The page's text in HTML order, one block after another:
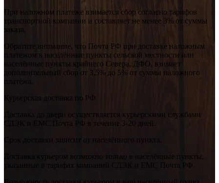
При наложном платеже взимается сбор согласно тарифов
транспортной компании и составляет не менее 3% от суммы
заказа.
Обратите внимание, что Почта РФ при доставке наложным
платежом в населённые пункты сельской местности или
населённые пункты крайнего Севера, ДФО, взимает
дополнительный сбор от 3,5% до 5% от суммы наложного
платежа.
Курьерская доставка по РФ
Доставка до двери осуществляется курьерскими службами
СДЭК и ЕМС Почта РФ в течение 3-20 дней.
Срок доставки зависит от населённого пункта.
Доставка курьером возможно только в населённые пункты,
указанные в тарифах компаний СДЭК и ЕМС Почта РФ.